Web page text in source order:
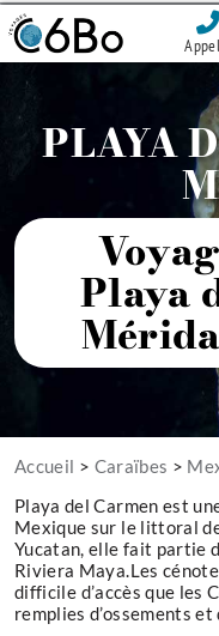
PLAYA
Playa
Accueil > Caraïbes >
Playa del Carmen est
Mexique sur le littoral
Yucatan, elle fait partie
Riviera Maya.Les
difficile d’accès que les
remplies d’ossements